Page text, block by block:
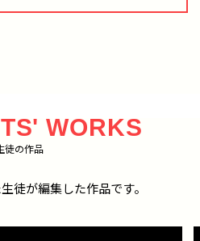
WORKS
徒の作品
徒が編集した作品です。